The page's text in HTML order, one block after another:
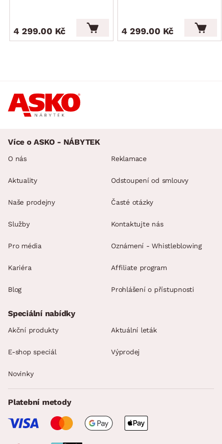
4 299.00 Kč 4 299.00 Kč
Více o ASKO - NÁBYTEK
O nás
Aktuality
Naše prodejny
Služby
Pro média
Kariéra
Blog
Reklamace
Odstoupení od smlouvy
Časté otázky
Kontaktujte nás
Oznámení - Whistleblowing
Affiliate program
Prohlášení o přístupnosti
Speciální nabídky
Akční produkty Aktuální leták
E-shop speciál Výprodej
Novinky
Platební metody